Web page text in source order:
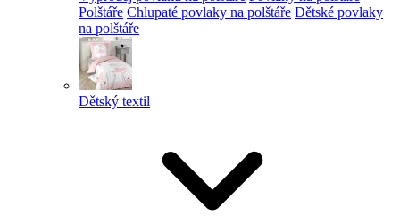
Polštáře Chlupaté povlaky na polštáře Dětské povlaky
na polštáře
Dětský textil